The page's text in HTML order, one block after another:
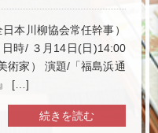
本川柳協会常任幹事）
時/ ３月14日(日)14:00
術家） 演題/「福島浜通
[…]
続きを読む